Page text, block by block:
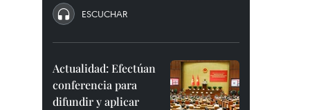
ESCUCHAR
Actualidad: Efectúan
conferencia para
difundir y aplicar